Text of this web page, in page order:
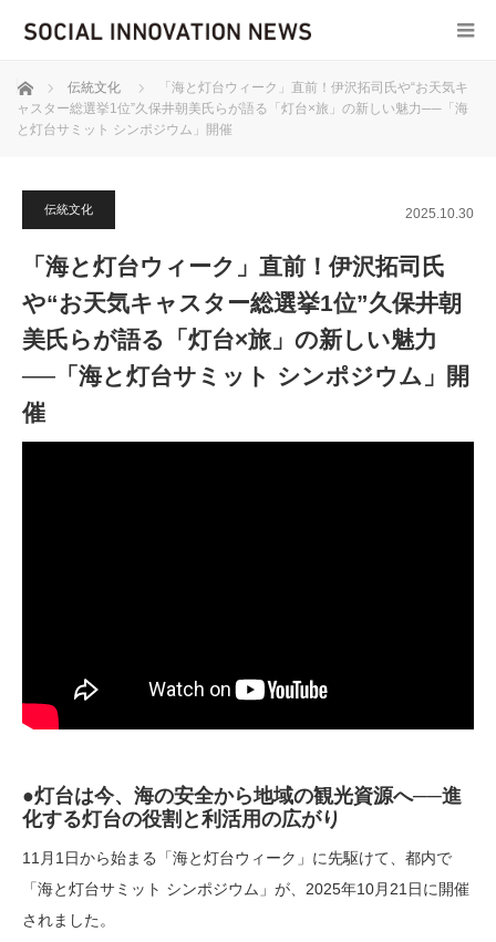
ホーム 伝統文化
「海と灯台ウィーク」直前！伊沢拓司氏や“お天気キ
ャスター総選挙1位”久保井朝美氏らが語る「灯台×旅」の新しい魅力──「海
と灯台サミット シンポジウム」開催
伝統文化 2025.10.30
「海と灯台ウィーク」直前！伊沢拓司氏
や“お天気キャスター総選挙1位”久保井朝
美氏らが語る「灯台×旅」の新しい魅力
──「海と灯台サミット シンポジウム」開
催
●灯台は今、海の安全から地域の観光資源へ──進
化する灯台の役割と利活用の広がり
11月1日から始まる「海と灯台ウィーク」に先駆けて、都内で
「海と灯台サミット シンポジウム」が、2025年10月21日に開催
されました。